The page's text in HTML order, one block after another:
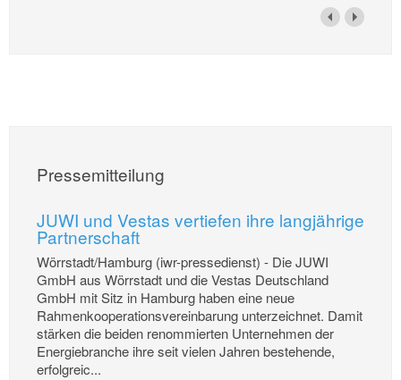
Pressemitteilung
JUWI und Vestas vertiefen ihre langjährige
Partnerschaft
Wörrstadt/Hamburg (iwr-pressedienst) - Die JUWI
GmbH aus Wörrstadt und die Vestas Deutschland
GmbH mit Sitz in Hamburg haben eine neue
Rahmenkooperationsvereinbarung unterzeichnet. Damit
stärken die beiden renommierten Unternehmen der
Energiebranche ihre seit vielen Jahren bestehende,
erfolgreic...